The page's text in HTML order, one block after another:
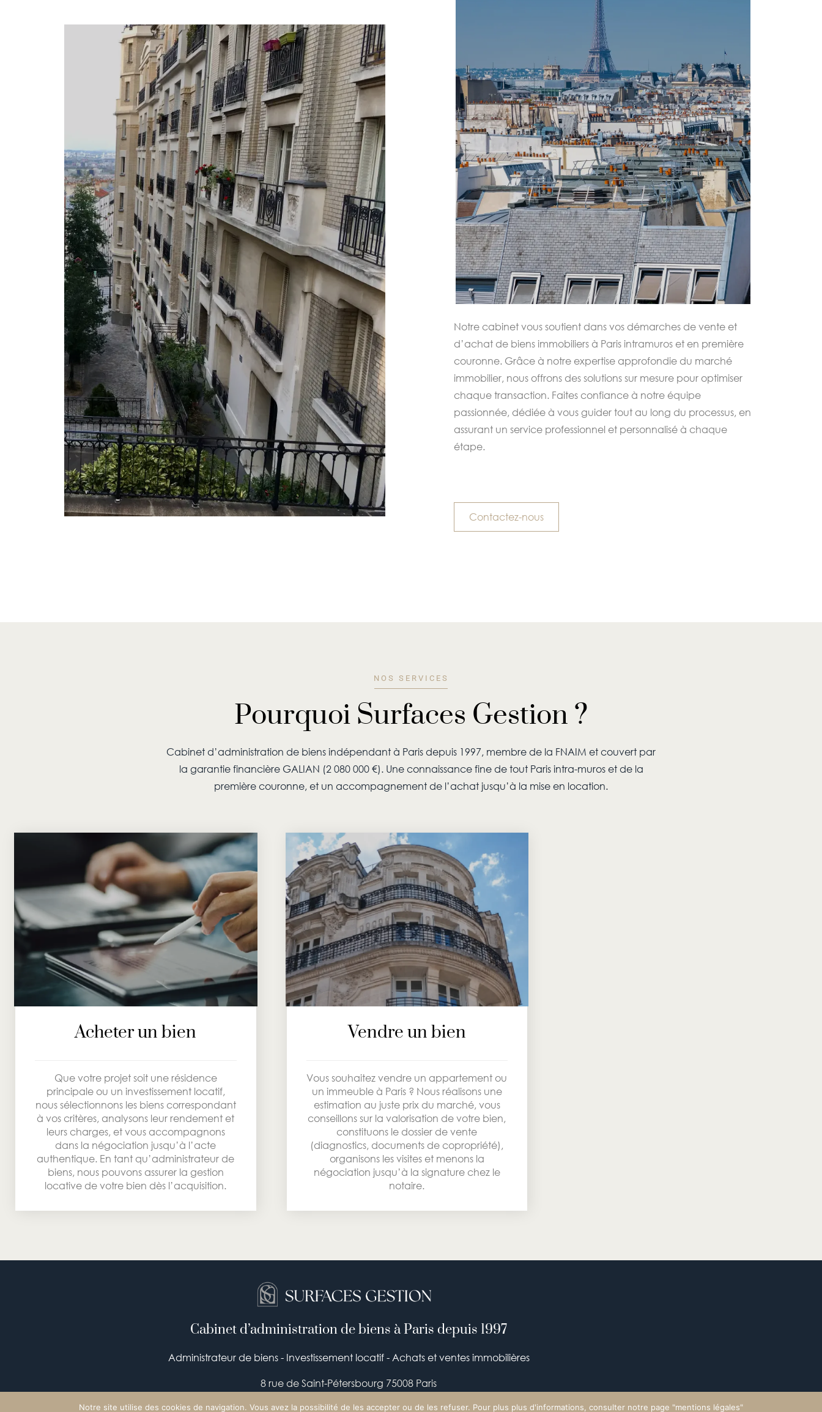
Notre cabinet vous soutient dans vos démarches de vente et
d’achat de biens immobiliers à Paris intramuros et en première
couronne. Grâce à notre expertise approfondie du marché
immobilier, nous offrons des solutions sur mesure pour optimiser
chaque transaction. Faites confiance à notre équipe
passionnée, dédiée à vous guider tout au long du processus, en
assurant un service professionnel et personnalisé à chaque
étape.
Contactez-nous
NOS SERVICES
Pourquoi Surfaces Gestion ?
Cabinet d’administration de biens indépendant à Paris depuis 1997, membre de la FNAIM et couvert par
la garantie financière GALIAN (2 080 000 €). Une connaissance fine de tout Paris intra-muros et de la
première couronne, et un accompagnement de l’achat jusqu’à la mise en location.
Acheter un bien
Que votre projet soit une résidence
principale ou un investissement locatif,
nous sélectionnons les biens correspondant
à vos critères, analysons leur rendement et
leurs charges, et vous accompagnons
dans la négociation jusqu’à l’acte
authentique. En tant qu’administrateur de
biens, nous pouvons assurer la gestion
locative de votre bien dès l’acquisition.
Vendre un bien
Vous souhaitez vendre un appartement ou
un immeuble à Paris ? Nous réalisons une
estimation au juste prix du marché, vous
conseillons sur la valorisation de votre bien,
constituons le dossier de vente
(diagnostics, documents de copropriété),
organisons les visites et menons la
négociation jusqu’à la signature chez le
notaire.
Cabinet d’administration de biens à Paris depuis 1997
Administrateur de biens - Investissement locatif - Achats et ventes immobilières
8 rue de Saint-Pétersbourg 75008 Paris
01 42 71 00 00
Notre site utilise des cookies de navigation. Vous avez la possibilité de les accepter ou de les refuser. Pour plus plus d'informations, consulter notre page "mentions légales"